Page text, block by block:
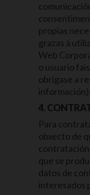
propias
grazas á
Web
o usuario
obrígase a
información).
4.
Para
obxecto de
contratación
que se
datos de
interesados